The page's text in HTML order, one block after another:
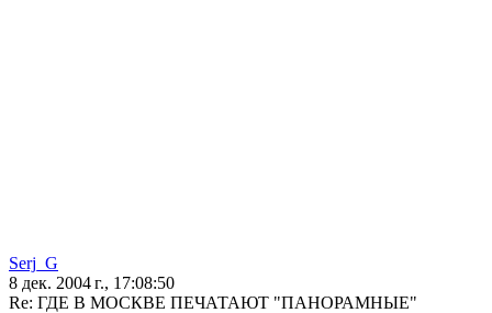
Serj_G
8 дек. 2004 г., 17:08:50
Re: ГДЕ В МОСКВЕ ПЕЧАТАЮТ "ПАНОРАМНЫЕ"